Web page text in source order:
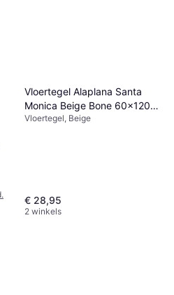
Vloertegel Alaplana Santa
Monica Beige Bone 60x120
R9
Vloertegel, Beige
€ 28,95
2 winkels